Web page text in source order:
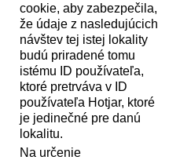
cookie, aby zabezpečila,
že údaje z nasledujúcich
návštev tej istej lokality
budú priradené tomu
istému ID používateľa,
ktoré pretrváva v ID
používateľa Hotjar, ktoré
je jedinečné pre danú
lokalitu.
Na určenie